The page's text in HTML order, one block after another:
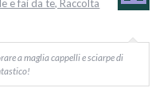
e fai da te, Raccolta
a maglia cappelli e sciarpe di